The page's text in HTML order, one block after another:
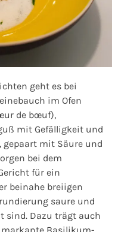
geht es bei
im Ofen
de bœuf),
mit Gefälligkeit und
gepaart mit Säure und
bei dem
für ein
beinahe breiigen
saure und
sind. Dazu trägt auch